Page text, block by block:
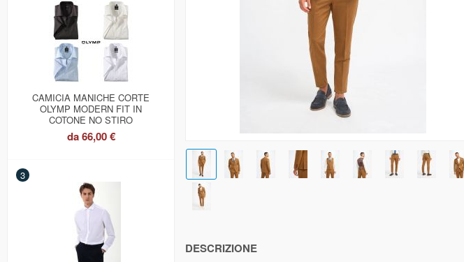
CAMICIA MANICHE CORTE
OLYMP MODERN FIT IN
COTONE NO STIRO
da66,00 €
3
DESCRIZIONE